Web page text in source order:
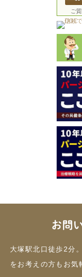
ご
お問
大塚駅北口徒歩2分
をお考えの方もお気